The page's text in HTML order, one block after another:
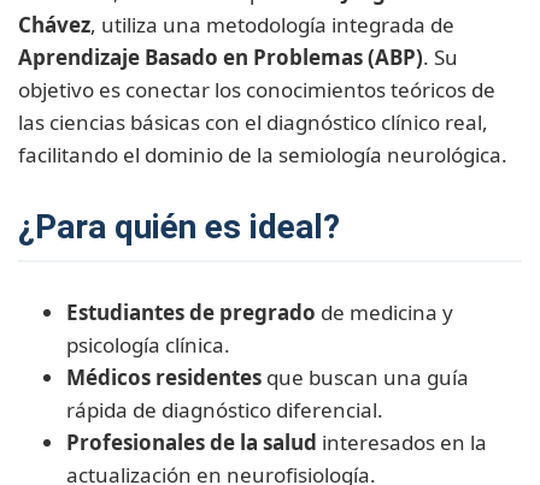
Chávez, utiliza una metodología integrada de
Aprendizaje Basado en Problemas (ABP). Su
objetivo es conectar los conocimientos teóricos de
las ciencias básicas con el diagnóstico clínico real,
facilitando el dominio de la semiología neurológica.
¿Para quién es ideal?
Estudiantes de pregrado de medicina y
psicología clínica.
Médicos residentes que buscan una guía
rápida de diagnóstico diferencial.
Profesionales de la salud interesados en la
actualización en neurofisiología.